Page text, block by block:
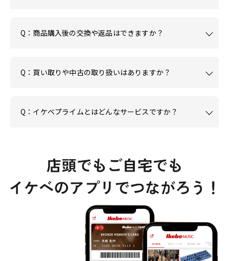
Q：商品購入後の交換や返品はできますか？
Q：買い取りや中古の取り扱いはありますか？
Q：イケベプライムとはどんなサービスですか？